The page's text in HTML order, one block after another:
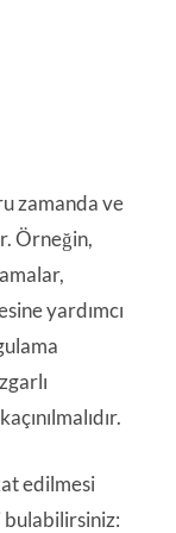
zamanda ve
Örneğin,
yardımcı
edilmesi
bulabilirsiniz: